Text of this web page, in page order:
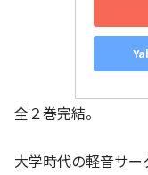
全２巻完結。
大学時代の軽音サ